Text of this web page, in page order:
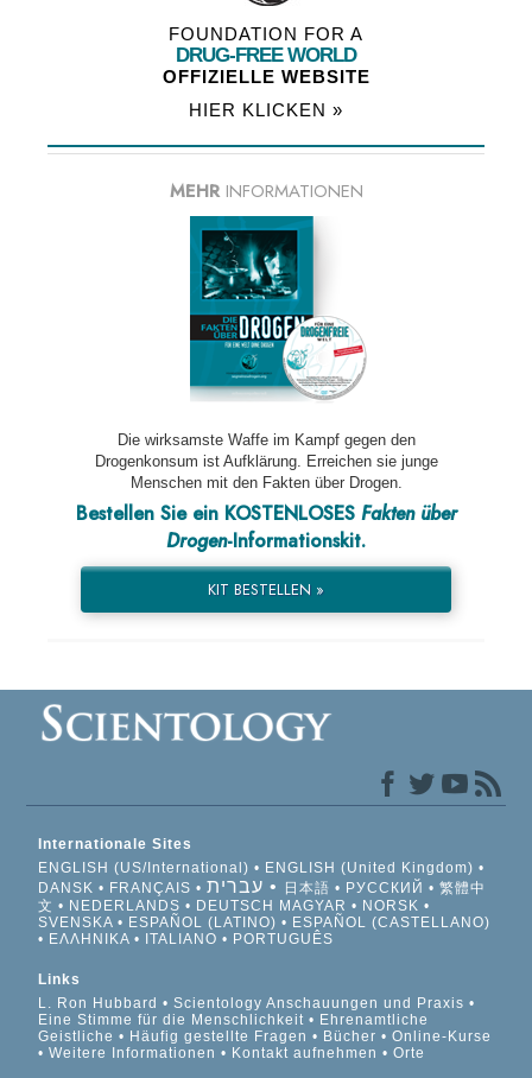
FOUNDATION FOR A
DRUG-FREE WORLD
OFFIZIELLE WEBSITE
HIER KLICKEN »
MEHR INFORMATIONEN
Die wirksamste Waffe im Kampf gegen den
Drogenkonsum ist Aufklärung. Erreichen sie junge
Menschen mit den Fakten über Drogen.
Bestellen Sie ein KOSTENLOSES Fakten über
Drogen-Informationskit.
KIT BESTELLEN »
Internationale Sites
ENGLISH (US/International)
ENGLISH (United Kingdom)
DANSK
FRANÇAIS עברית 日本語 РУССКИЙ
繁體中
文
NEDERLANDS DEUTSCH MAGYAR
NORSK
SVENSKA
ESPAÑOL (LATINO)
ESPAÑOL (CASTELLANO)
ΕΛΛΗΝΙΚA
ITALIANO PORTUGUÊS
Links
L. Ron Hubbard
Scientology Anschauungen und Praxis
Eine Stimme für die Menschlichkeit
Ehrenamtliche
Geistliche
Häufig gestellte Fragen Bücher
Online-Kurse
Weitere Informationen
Kontakt aufnehmen Orte